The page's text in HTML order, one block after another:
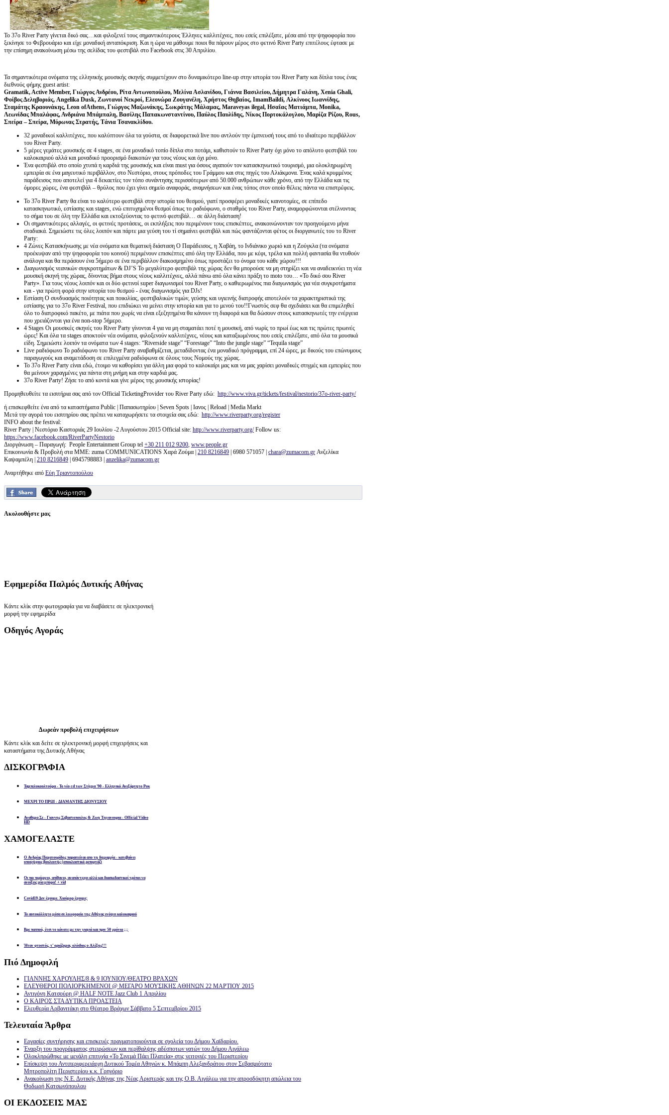
To 37ο River Party γίνεται δικό σας…και φιλοξενεί τους σημαντικότερους Έλληνες καλλιτέχνες, που εσείς επιλέξατε, μέσα από την ψηφοφορία που
ξεκίνησε το Φεβρουάριο και είχε μοναδική ανταπόκριση. Kαι η ώρα να μάθουμε ποιοι θα πάρουν μέρος στο φετινό River Party επιτέλους έφτασε με
την επίσημη ανακοίνωση μέσω της σελίδας του φεστιβάλ στο Facebook στις 30 Απριλίου.
Τα σημαντικότερα ονόματα της ελληνικής μουσικής σκηνής συμμετέχουν στο δυναμικότερο line-up στην ιστορία του River Party και δίπλα τους ένας
διεθνούς φήμης guest artist:
Gramatik, Active Member, Γιώργος Ανδρέου, Ρίτα Αντωνοπούλου, Μελίνα Ασλανίδου, Γιάννα Βασιλείου, Δήμητρα Γαλάνη, Xenia Ghali,
Φοίβος Δεληβοριάς, Angelika Dusk, Ζωντανοί Νεκροί, Ελεονώρα Ζουγανέλη, Χρήστος Θηβαίος, ImamBaildi, Αλκίνοος Ιωαννίδης,
Σταμάτης Κραουνάκης, Leon ofAthens, Γιώργος Μαζωνάκης, Σωκράτης Μάλαμας, Maraveyas ilegal, Ησαΐας Ματιάμπα, Monika,
Λεωνίδας Μπαλάφας, Ανδριάνα Μπάμπαλη, Βασίλης Παπακωνσταντίνου, Παύλος Παυλίδης, Νίκος Πορτοκάλογλου, Μαρίζα Ρίζου, Rous,
Σπείρα – Σπείρα, Μύρωνας Στρατής, Tάνια Τσανακλίδου.
32 μοναδικοί καλλιτέχνες, που καλύπτουν όλα τα γούστα, σε διαφορετικά live που αντλούν την έμπνευσή τους από το ιδιαίτερο περιβάλλον
του River Party.
5 μέρες γεμάτες μουσικής σε 4 stages, σε ένα μοναδικό τοπίο δίπλα στο ποτάμι, καθιστούν το River Party όχι μόνο το απόλυτο φεστιβάλ του
καλοκαιριού αλλά και μοναδικό προορισμό διακοπών για τους νέους και όχι μόνο.
Ένα φεστιβάλ στο οποίο χτυπά η καρδιά της μουσικής και είναι must για όσους αγαπούν τον κατασκηνωτικό τουρισμό, μια ολοκληρωμένη
εμπειρία σε ένα μαγευτικό περιβάλλον, στο Νεστόριο, στους πρόποδες του Γράμμου και στις πηγές του Αλιάκμονα. Ένας καλά κρυμμένος
παράδεισος που αποτελεί για 4 δεκαετίες τον τόπο συνάντησης περισσότερων από 50.000 ανθρώπων κάθε χρόνο, από την Ελλάδα και τις
όμορες χώρες, ένα φεστιβάλ – θρύλος που έχει γίνει σημείο αναφοράς, αναμνήσεων και ένας τόπος στον οποίο θέλεις πάντα να επιστρέφεις.
Το 37ο River Party θα είναι το καλύτερο φεστιβάλ στην ιστορία του θεσμού, γιατί προσφέρει μοναδικές καινοτομίες, σε επίπεδο
κατασκηνωτικό, εστίασης και stages, ενώ επιτυχημένοι θεσμοί όπως το ραδιόφωνο, ο σταθμός του River Party, αναμορφώνονται στέλνοντας
το σήμα του σε όλη την Ελλάδα και εκτοξεύοντας το φετινό φεστιβάλ… σε άλλη διάσταση!
Οι σημαντικότερες αλλαγές, οι φετινές προτάσεις, οι εκπλήξεις που περιμένουν τους επισκέπτες, ανακοινώνονταν τον προηγούμενο μήνα
σταδιακά. Σημειώστε τις όλες λοιπόν και πάρτε μια γεύση του τί σημαίνει φεστιβάλ και πώς φαντάζονται φέτος οι διοργανωτές του το River
Party:
4 Ζώνες Κατασκήνωσης με νέα ονόματα και θεματική διάσταση Ο Παράδεισος, η Χαβάη, το Ινδιάνικο χωριό και η Ζούγκλα (τα ονόματα
προέκυψαν από την ψηφοφορία του κοινού) περιμένουν επισκέπτες από όλη την Ελλάδα, που με κέφι, τρέλα και πολλή φαντασία θα ντυθούν
ανάλογα και θα περάσουν ένα 5ήμερο σε ένα περιβάλλον διακοσμημένο όπως προστάζει το όνομα του κάθε χώρου!!!
Διαγωνισμός νεανικών συγκροτημάτων & DJ’S Το μεγαλύτερο φεστιβάλ της χώρας δεν θα μπορούσε να μη στηρίζει και να αναδεικνύει τη νέα
μουσική σκηνή της χώρας, δίνοντας βήμα στους νέους καλλιτέχνες, αλλά πάνω από όλα κάνει πράξη το moto του… «Το δικό σου River
Party». Για τους νέους λοιπόν και οι δύο φετινοί super διαγωνισμοί του River Party, ο καθιερωμένος πια διαγωνισμός για νέα συγκροτήματα
και - για πρώτη φορά στην ιστορία του θεσμού - ένας διαγωνισμός για DJs!
Εστίαση Ο συνδυασμός ποιότητας και ποικιλίας, φεστιβαλικών τιμών, γεύσης και υγιεινής διατροφής αποτελούν τα χαρακτηριστικά της
εστίασης για το 37ο River Festival, που επιδιώκει να μείνει στην ιστορία και για το μενού του!!Γνωστός σεφ θα σχεδιάσει και θα επιμεληθεί
όλο το διατροφικό πακέτο, με πιάτα που χωρίς να είναι εξεζητημένα θα κάνουν τη διαφορά και θα δώσουν στους κατασκηνωτές την ενέργεια
που χρειάζονται για ένα non-stop 5ήμερο.
4 Stages Οι μουσικές σκηνές του River Party γίνονται 4 για να μη σταματάει ποτέ η μουσική, από νωρίς το πρωί έως και τις πρώτες πρωινές
ώρες! Και όλα τα stages αποκτούν νέα ονόματα, φιλοξενούν καλλιτέχνες, νέους και καταξιωμένους που εσείς επιλέξατε, από όλα τα μουσικά
είδη. Σημειώστε λοιπόν τα ονόματα των 4 stages: “Riverside stage” “Forestage” “Into the jungle stage” “Tequila stage”
Live ραδιόφωνο To ραδιόφωνο του River Party αναβαθμίζεται, μεταδίδοντας ένα μοναδικό πρόγραμμα, επί 24 ώρες, με δικούς του επώνυμους
παραγωγούς και αναμετάδοση σε επιλεγμένα ραδιόφωνα σε όλους τους Νομούς της χώρας.
Το 37ο River Party είναι εδώ, έτοιμο να καθορίσει για άλλη μια φορά το καλοκαίρι μας και να μας χαρίσει μοναδικές στιγμές και εμπειρίες που
θα μείνουν χαραγμένες για πάντα στη μνήμη και στην καρδιά μας.
37ο River Party! Ζήσε το από κοντά και γίνε μέρος της μουσικής ιστορίας!
Προμηθευθείτε τα εισιτήρια σας από τον Official TicketingProvider του River Party εδώ: http://www.viva.gr/tickets/festival/nestorio/37o-river-party/
ή επισκεφθείτε ένα από τα καταστήματα Public | Παπασωτηρίου | Seven Spots | Ιανος | Reload | Media Markt
Μετά την αγορά του εισιτηρίου σας πρέπει να καταχωρήσετε τα στοιχεία σας εδώ: http://www.riverparty.org/register
INFO about the festival:
River Party | Νεστόριο Καστοριάς 29 Ιουλίου -2 Αυγούστου 2015 Official site: http://www.riverparty.org/Follow us:
https://www.facebook.com/RiverPartyNestorio
Διοργάνωση – Παραγωγή: People Entertainment Group tel +30 211 012 9200, www.people.gr
Επικοινωνία & Προβολή στα ΜΜΕ: zuma COMMUNICATIONS Χαρά Ζούμα | 210 8216849 | 6980 571057 | chara@zumacom.gr Ανζελίκα
Καψαμπέλη | 210 8216849 | 6945798883 | anzelika@zumacom.gr
Αναρτήθηκε από Εύη Τριαντοπούλου
Ακολουθήστε μας
Εφημερίδα Παλμός Δυτικής Αθήνας
Κάντε κλίκ στην φωτογραφία για να διαβάσετε σε ηλεκτρονική
μορφή την εφημερίδα
Οδηγός Αγοράς
Δωρεάν προβολή επιχειρήσεων
Κάντε κλίκ και δείτε σε ηλεκτρονική μορφή επιχειρήσεις και
καταστήματα της Δυτικής Αθήνας
ΔΙΣΚΟΓΡΑΦΙΑ
Ταμπελοκουλτούρα - Το νέο cd των Στίγμα '90 - Ελληνικό Ανεξάρτητο Ροκ
ΜΕΧΡΙ ΤΟ ΠΡΩΙ - ΔΙΑΜΑΝΤΗΣ ΔΙΟΝΥΣΙΟΥ
Αναθεμα Σε - Γιαννης Σεβαστοπουλος & Ζωη Τηγανουρια - Official Video
HD
ΧΑΜΟΓΕΛΑΣΤΕ
Ο Ανδρέας Παχατουρίδης παραιτείται απο τη δημαρχία - κατεβαίνει
υποψήφιος βουλευτής (αποκλειστικό ρεπορτάζ)
Οι πιο περίεργοι, απίθανοι, αναπάντεχοι αλλά και διασκεδαστικοί τρόποι να
ανοίξεις μία μπύρα! + vid
Covid19 Δεν έχουμε. Χιούμορ έχουμε;
Το αυτοκόλλητο μέσα σε λεωφορείο της Αθήνας ενόψει καλοκαιριού
Βρε παππού, έτσι το κάνατε με την γιαγιά και πριν 50 χρόνια ;;;
Ήταν φτυστός, τ’ ορκίζομαι, ολόιδιος ο Αλέξης!!!
Πιό Δημοφιλή
ΓΙΑΝΝΗΣ ΧΑΡΟΥΛΗΣ/8 & 9 ΙΟΥΝΙΟΥ/ΘΕΑΤΡΟ ΒΡΑΧΩΝ
ΕΛΕΥΘΕΡΟΙ ΠΟΛΙΟΡΚΗΜΕΝΟΙ @ ΜΕΓΑΡΟ ΜΟΥΣΙΚΗΣ ΑΘΗΝΩΝ 22 ΜΑΡΤΙΟΥ 2015
Αντιγόνη Κατσούρη @ HALF NOTE Jazz Club 1 Απριλίου
Ο ΚΑΙΡΟΣ ΣΤΑ ΔΥΤΙΚΑ ΠΡΟΑΣΤΕΙΑ
Ελευθερία Αρβανιτάκη στο Θέατρο Βράχων Σάββατο 5 Σεπτεμβρίου 2015
Τελευταία Άρθρα
Εργασίες συντήρησης και επισκευές πραγματοποιούνται σε σχολεία του Δήμου Χαϊδαρίου.
Έναρξη του προγράμματος στειρώσεων και περίθαλψης αδέσποτων γατών του Δήμου Αιγάλεω
Ολοκληρώθηκε με μεγάλη επιτυχία «Το Σινεμά Πάει Πλατεία» στις γειτονιές του Περιστερίου
Επίσκεψη του Αντιπεριφερειάρχη Δυτικού Τομέα Αθηνών κ. Μπάμπη Αλεξανδράτου στον Σεβασμιότατο
Μητροπολίτη Περιστερίου κ.κ. Γρηγόριο
Ανακοίνωση της Ν.Ε. Δυτικής Αθήνας της Νέας Αριστεράς και της Ο.Β. Αιγάλεω για την απροσδόκητη απώλεια του
Θοδωρή Κατσωνόπουλου
ΟΙ ΕΚΔΟΣΕΙΣ ΜΑΣ